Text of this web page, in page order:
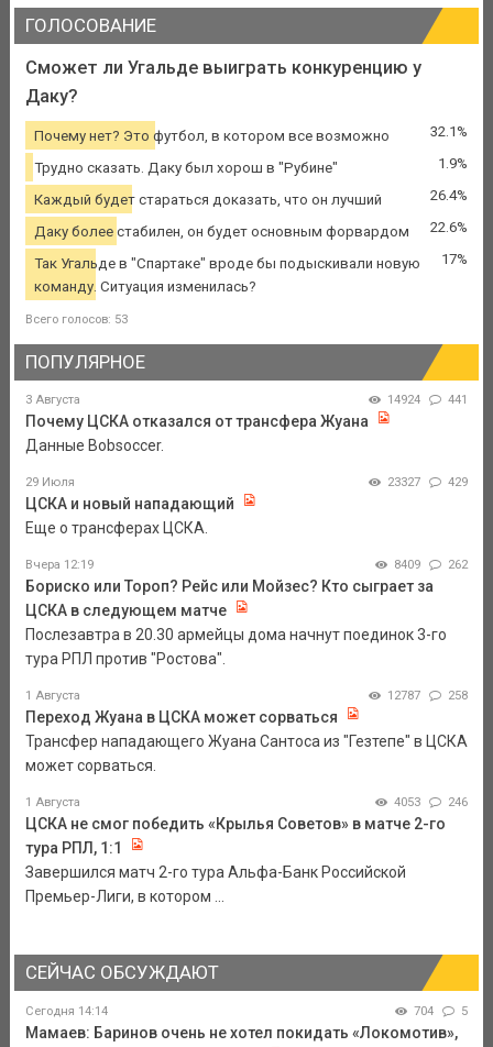
ГОЛОСОВАНИЕ
Сможет ли Угальде выиграть конкуренцию у
Даку?
Почему нет? Это футбол, в котором все возможно 32.1%
Трудно сказать. Даку был хорош в "Рубине" 1.9%
Каждый будет стараться доказать, что он лучший 26.4%
Даку более стабилен, он будет основным форвардом 22.6%
Так Угальде в "Спартаке" вроде бы подыскивали новую
команду. Ситуация изменилась?
17%
Всего голосов: 53
ПОПУЛЯРНОЕ
3 Августа 14924 441
Почему ЦСКА отказался от трансфера Жуана
Данные Bobsoccer.
29 Июля 23327 429
ЦСКА и новый нападающий
Еще о трансферах ЦСКА.
Вчера 12:19 8409 262
Бориско или Тороп? Рейс или Мойзес? Кто сыграет за
ЦСКА в следующем матче
Послезавтра в 20.30 армейцы дома начнут поединок 3-го
тура РПЛ против "Ростова".
1 Августа 12787 258
Переход Жуана в ЦСКА может сорваться
Трансфер нападающего Жуана Сантоса из "Гезтепе" в ЦСКА
может сорваться.
1 Августа 4053 246
ЦСКА не смог победить «Крылья Советов» в матче 2-го
тура РПЛ, 1:1
Завершился матч 2-го тура Альфа-Банк Российской
Премьер-Лиги, в котором ...
СЕЙЧАС ОБСУЖДАЮТ
Сегодня 14:14 704 5
Мамаев: Баринов очень не хотел покидать «Локомотив»,